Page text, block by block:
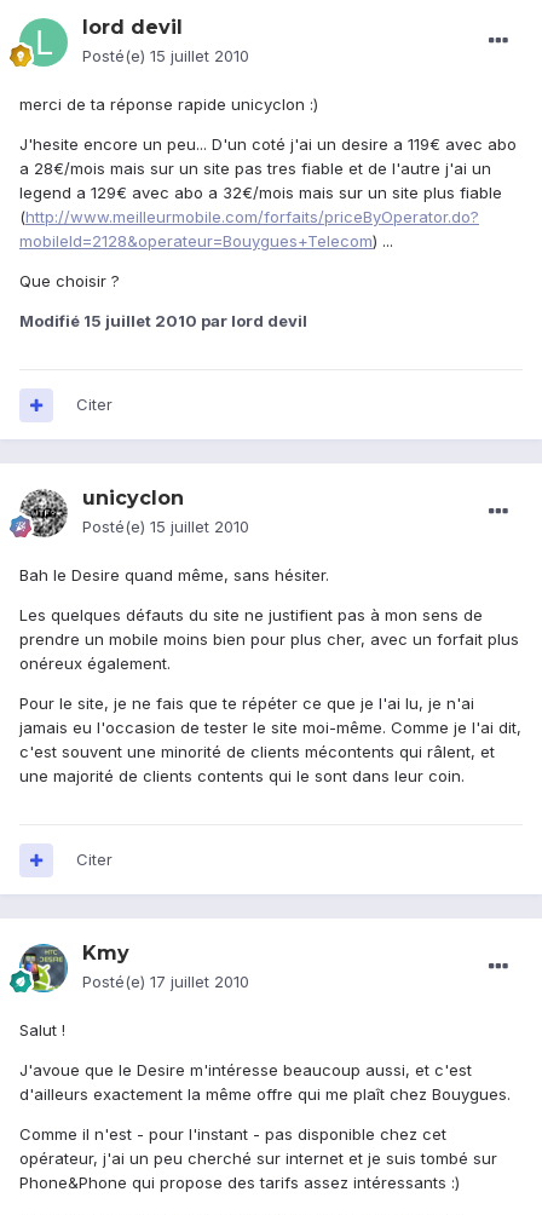
lord devil
Posté(e) 15 juillet 2010
merci de ta réponse rapide unicyclon :)
J'hesite encore un peu... D'un coté j'ai un desire a 119€ avec abo
a 28€/mois mais sur un site pas tres fiable et de l'autre j'ai un
legend a 129€ avec abo a 32€/mois mais sur un site plus fiable
(http://www.meilleurmobile.com/forfaits/priceByOperator.do?
mobileId=2128&operateur=Bouygues+Telecom) ...
Que choisir ?
Modifié 15 juillet 2010 par lord devil
Citer
unicyclon
Posté(e) 15 juillet 2010
Bah le Desire quand même, sans hésiter.
Les quelques défauts du site ne justifient pas à mon sens de
prendre un mobile moins bien pour plus cher, avec un forfait plus
onéreux également.
Pour le site, je ne fais que te répéter ce que je l'ai lu, je n'ai
jamais eu l'occasion de tester le site moi-même. Comme je l'ai dit,
c'est souvent une minorité de clients mécontents qui râlent, et
une majorité de clients contents qui le sont dans leur coin.
Citer
Kmy
Posté(e) 17 juillet 2010
Salut !
J'avoue que le Desire m'intéresse beaucoup aussi, et c'est
d'ailleurs exactement la même offre qui me plaît chez Bouygues.
Comme il n'est - pour l'instant - pas disponible chez cet
opérateur, j'ai un peu cherché sur internet et je suis tombé sur
Phone&Phone qui propose des tarifs assez intéressants :)